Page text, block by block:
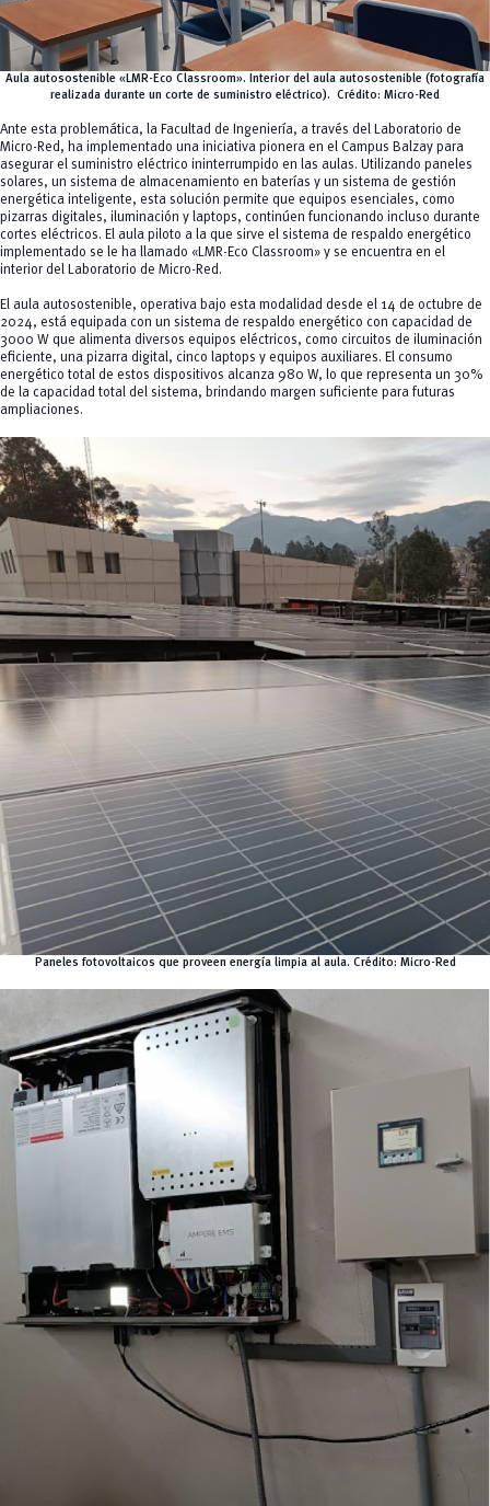
Aula autosostenible «LMR-Eco Classroom». Interior del aula autosostenible (fotografía
realizada durante un corte de suministro eléctrico). Crédito: Micro-Red
Ante esta problemática, la Facultad de Ingeniería, a través del Laboratorio de
Micro-Red, ha implementado una iniciativa pionera en el Campus Balzay para
asegurar el suministro eléctrico ininterrumpido en las aulas. Utilizando paneles
solares, un sistema de almacenamiento en baterías y un sistema de gestión
energética inteligente, esta solución permite que equipos esenciales, como
pizarras digitales, iluminación y laptops, continúen funcionando incluso durante
cortes eléctricos. El aula piloto a la que sirve el sistema de respaldo energético
implementado se le ha llamado «LMR-Eco Classroom» y se encuentra en el
interior del Laboratorio de Micro-Red.
El aula autosostenible, operativa bajo esta modalidad desde el 14 de octubre de
2024, está equipada con un sistema de respaldo energético con capacidad de
3000 W que alimenta diversos equipos eléctricos, como circuitos de iluminación
eficiente, una pizarra digital, cinco laptops y equipos auxiliares. El consumo
energético total de estos dispositivos alcanza 980 W, lo que representa un 30%
de la capacidad total del sistema, brindando margen suficiente para futuras
ampliaciones.
Paneles fotovoltaicos que proveen energía limpia al aula. Crédito: Micro-Red